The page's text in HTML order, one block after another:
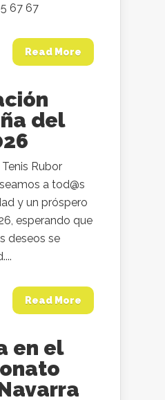
67 67
Read More
del
Rubor
a tod@s
y un próspero
esperando que
deseos se
Read More
en el